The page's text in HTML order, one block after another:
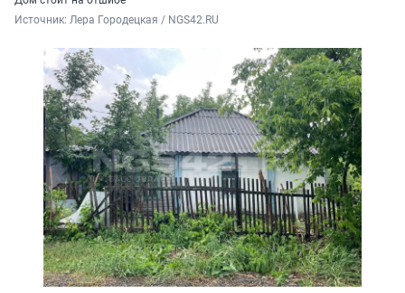
Источник: Лера Городецкая / NGS42.RU